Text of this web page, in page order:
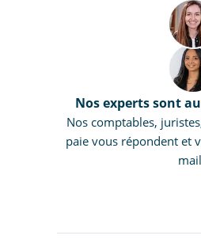
Nos experts sont
Nos comptables,
paie vous répondent et